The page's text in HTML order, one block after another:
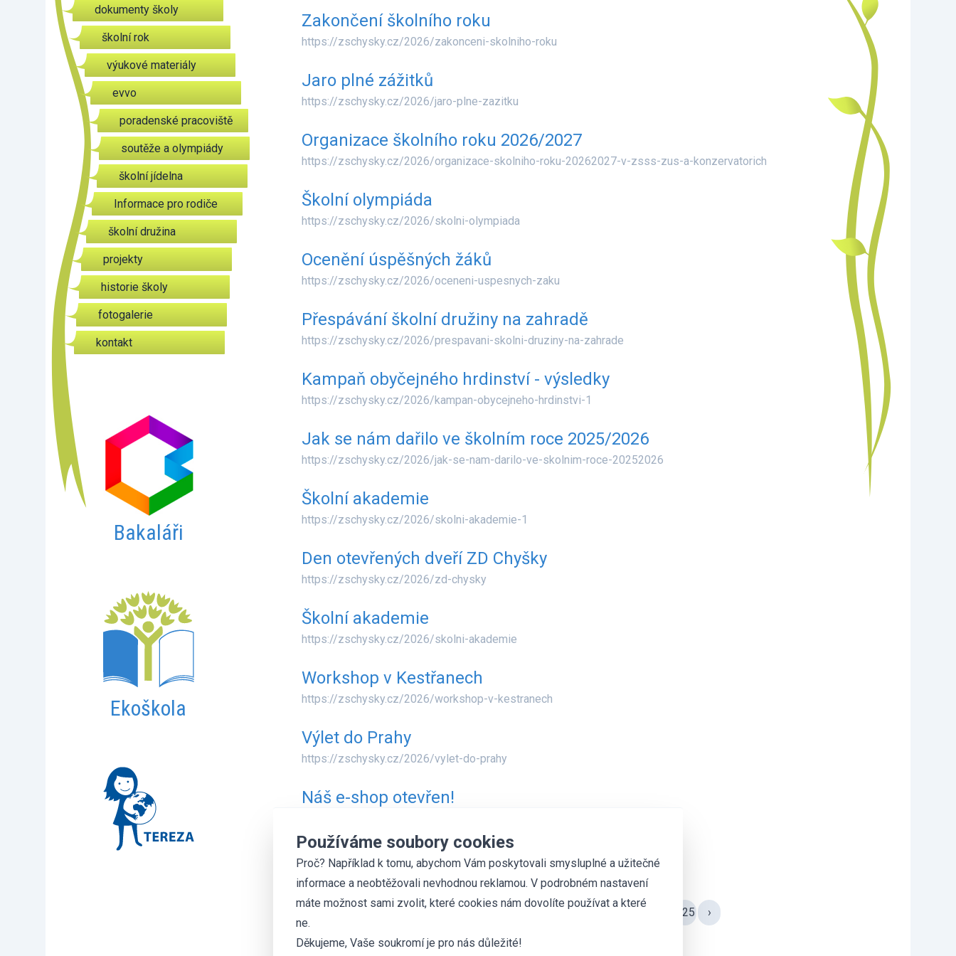
dokumenty školy
školní rok
výukové materiály
evvo
poradenské pracoviště
soutěže a olympiády
školní jídelna
Informace pro rodiče
školní družina
projekty
historie školy
fotogalerie
kontakt
Bakaláři
Ekoškola
Zakončení školního roku
https://zschysky.cz/2026/zakonceni-skolniho-roku
Jaro plné zážitků
https://zschysky.cz/2026/jaro-plne-zazitku
Organizace školního roku 2026/2027
https://zschysky.cz/2026/organizace-skolniho-roku-20262027-v-zsss-zus-a-konzervatorich
Školní olympiáda
https://zschysky.cz/2026/skolni-olympiada
Ocenění úspěšných žáků
https://zschysky.cz/2026/oceneni-uspesnych-zaku
Přespávání školní družiny na zahradě
https://zschysky.cz/2026/prespavani-skolni-druziny-na-zahrade
Kampaň obyčejného hrdinství - výsledky
https://zschysky.cz/2026/kampan-obycejneho-hrdinstvi-1
Jak se nám dařilo ve školním roce 2025/2026
https://zschysky.cz/2026/jak-se-nam-darilo-ve-skolnim-roce-20252026
Školní akademie
https://zschysky.cz/2026/skolni-akademie-1
Den otevřených dveří ZD Chyšky
https://zschysky.cz/2026/zd-chysky
Školní akademie
https://zschysky.cz/2026/skolni-akademie
Workshop v Kestřanech
https://zschysky.cz/2026/workshop-v-kestranech
Výlet do Prahy
https://zschysky.cz/2026/vylet-do-prahy
Náš e-shop otevřen!
Pasování na čtenáře
https://zschysky.cz/2026/pasovani-na-ctenar
... 125 ›
Používáme soubory cookies
Proč? Například k tomu, abychom Vám poskytovali smysluplné a užitečné
informace a neobtěžovali nevhodnou reklamou. V podrobném nastavení
máte možnost sami zvolit, které cookies nám dovolíte používat a které
ne.
Děkujeme, Vaše soukromí je pro nás důležité!